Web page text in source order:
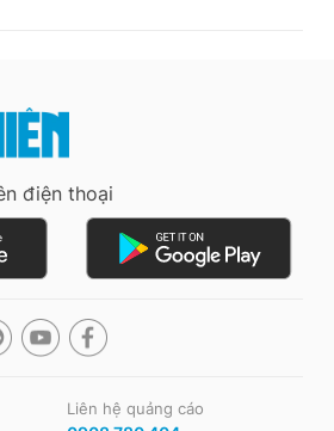
điện thoại
Liên hệ quảng cáo